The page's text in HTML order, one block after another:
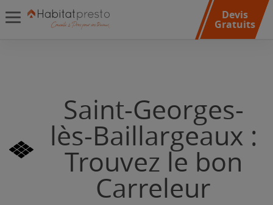
Devis
Gratuits
Saint-Georges-
lès-Baillargeaux :
Trouvez le bon
Carreleur